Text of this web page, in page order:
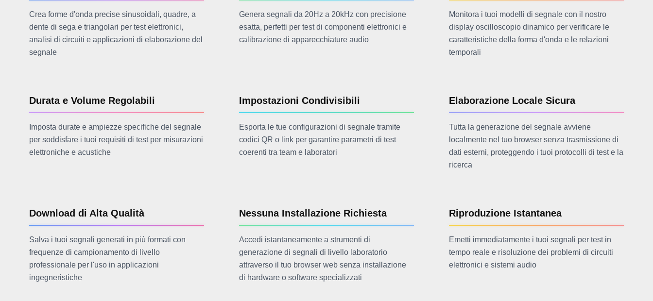
Crea forme d'onda precise sinusoidali, quadre, a
dente di sega e triangolari per test elettronici,
analisi di circuiti e applicazioni di elaborazione del
segnale
Genera segnali da 20Hz a 20kHz con precisione
esatta, perfetti per test di componenti elettronici e
calibrazione di apparecchiature audio
Monitora i tuoi modelli di segnale con il nostro
display oscilloscopio dinamico per verificare le
caratteristiche della forma d'onda e le relazioni
temporali
Durata e Volume Regolabili
Imposta durate e ampiezze specifiche del segnale
per soddisfare i tuoi requisiti di test per misurazioni
elettroniche e acustiche
Impostazioni Condivisibili
Esporta le tue configurazioni di segnale tramite
codici QR o link per garantire parametri di test
coerenti tra team e laboratori
Elaborazione Locale Sicura
Tutta la generazione del segnale avviene
localmente nel tuo browser senza trasmissione di
dati esterni, proteggendo i tuoi protocolli di test e la
ricerca
Download di Alta Qualità
Salva i tuoi segnali generati in più formati con
frequenze di campionamento di livello
professionale per l'uso in applicazioni
ingegneristiche
Nessuna Installazione Richiesta
Accedi istantaneamente a strumenti di
generazione di segnali di livello laboratorio
attraverso il tuo browser web senza installazione
di hardware o software specializzati
Riproduzione Istantanea
Emetti immediatamente i tuoi segnali per test in
tempo reale e risoluzione dei problemi di circuiti
elettronici e sistemi audio